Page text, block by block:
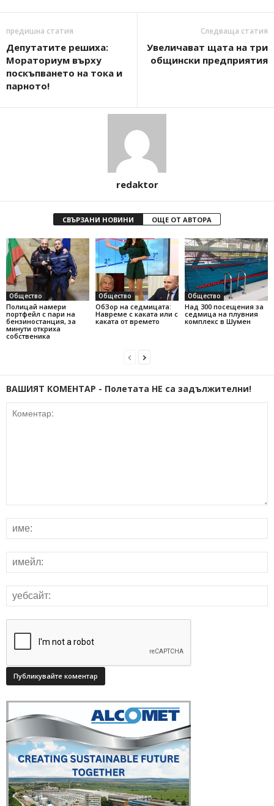
предишна статия
Депутатите решиха:
Мораториум върху
поскъпването на тока и
парното!
Следваща статия
Увеличават щата на три
общински предприятия
redaktor
СВЪРЗАНИ НОВИНИ ОЩЕ ОТ АВТОРА
Общество
Полицай намери
портфейл с пари на
бензиностанция, за
минути откриха
собственика
Общество
ОбЗор на седмицата:
Навреме с каката или с
каката от времето
Общество
Над 300 посещения за
седмица на плувния
комплекс в Шумен
ВАШИЯТ КОМЕНТАР - Полетата НЕ са задължителни!